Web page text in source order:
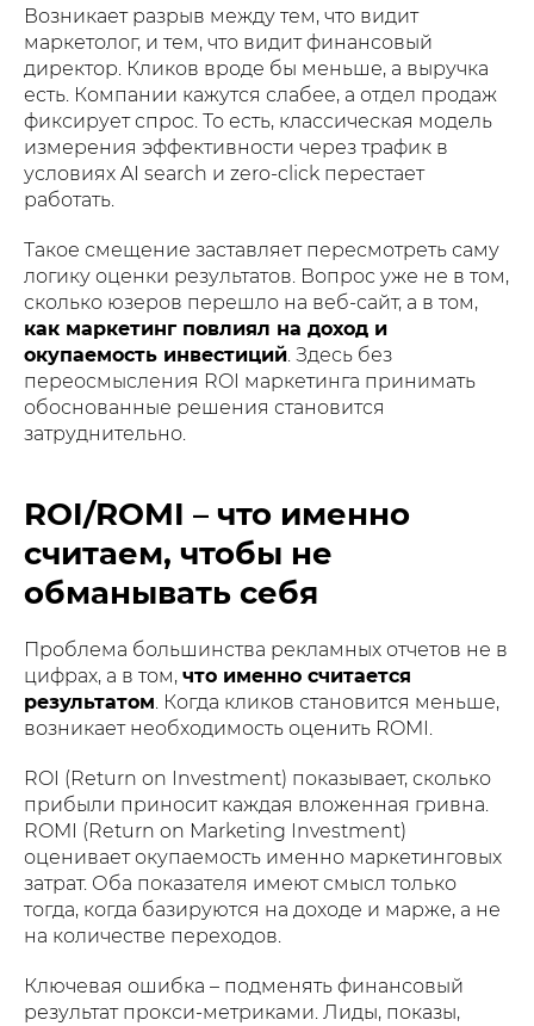
Возникает разрыв между тем, что видит
маркетолог, и тем, что видит финансовый
директор. Кликов вроде бы меньше, а выручка
есть. Компании кажутся слабее, а отдел продаж
фиксирует спрос. То есть, классическая модель
измерения эффективности через трафик в
условиях AI search и zero-click перестает
работать.
Такое смещение заставляет пересмотреть саму
логику оценки результатов. Вопрос уже не в том,
сколько юзеров перешло на веб-сайт, а в том,
как маркетинг повлиял на доход и
окупаемость инвестиций. Здесь без
переосмысления ROI маркетинга принимать
обоснованные решения становится
затруднительно.
ROI/ROMI – что именно
считаем, чтобы не
обманывать себя
Проблема большинства рекламных отчетов не в
цифрах, а в том, что именно считается
результатом. Когда кликов становится меньше,
возникает необходимость оценить ROMI.
ROI (Return on Investment) показывает, сколько
прибыли приносит каждая вложенная гривна.
ROMI (Return on Marketing Investment)
оценивает окупаемость именно маркетинговых
затрат. Оба показателя имеют смысл только
тогда, когда базируются на доходе и марже, а не
на количестве переходов.
Ключевая ошибка – подменять финансовый
результат прокси-метриками. Лиды, показы,